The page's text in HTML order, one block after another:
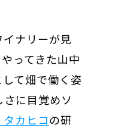
ナリーが見
ってきた山中
て畑で働く姿
に目覚めソ
タカヒコの研